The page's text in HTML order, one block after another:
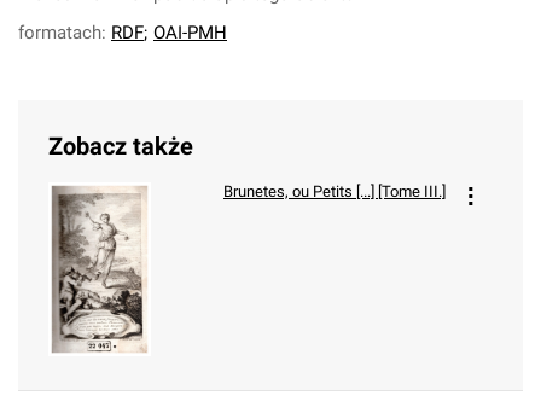
formatach: RDF; OAI-PMH
Zobacz także
Brunetes, ou Petits [...] [Tome III.]